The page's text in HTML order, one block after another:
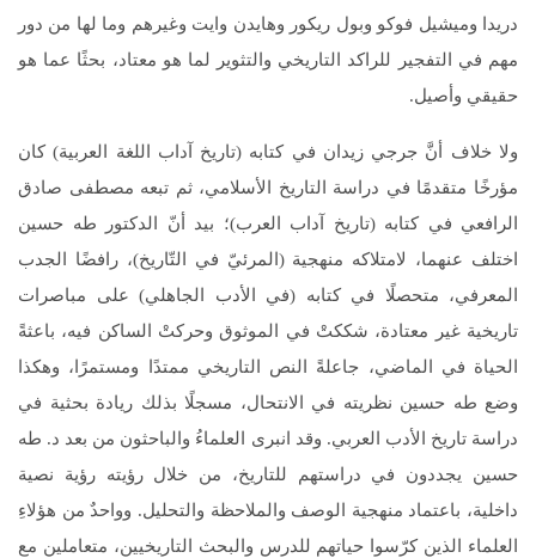
دريدا وميشيل فوكو وبول ريكور وهايدن وايت وغيرهم وما لها من دور
مهم في التفجير للراكد التاريخي والتثوير لما هو معتاد، بحثًا عما هو
حقيقي وأصيل.
ولا خلاف أنَّ جرجي زيدان في كتابه (تاريخ آداب اللغة العربية) كان
مؤرخًا متقدمًا في دراسة التاريخ الأسلامي، ثم تبعه مصطفى صادق
الرافعي في كتابه (تاريخ آداب العرب)؛ بيد أنّ الدكتور طه حسين
اختلف عنهما، لامتلاكه منهجية (المرئيّ في التّاريخ)، رافضًا الجدب
المعرفي، متحصلًا في كتابه (في الأدب الجاهلي) على مباصرات
تاريخية غير معتادة، شككتْ في الموثوق وحركتْ الساكن فيه، باعثةً
الحياة في الماضي، جاعلةً النص التاريخي ممتدًا ومستمرًا، وهكذا
وضع طه حسين نظريته في الانتحال، مسجلًا بذلك ريادة بحثية في
دراسة تاريخ الأدب العربي. وقد انبرى العلماءُ والباحثون من بعد د. طه
حسين يجددون في دراستهم للتاريخ، من خلال رؤيته رؤية نصية
داخلية، باعتماد منهجية الوصف والملاحظة والتحليل. وواحدٌ من هؤلاءِ
العلماء الذين كرّسوا حياتهم للدرس والبحث التاريخيين، متعاملين مع